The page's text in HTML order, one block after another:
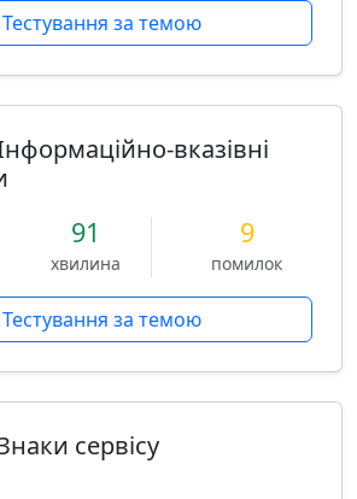
Тестування за темою
вказівні
91
хвилина
9
помилок
Тестування за темою
сервісу